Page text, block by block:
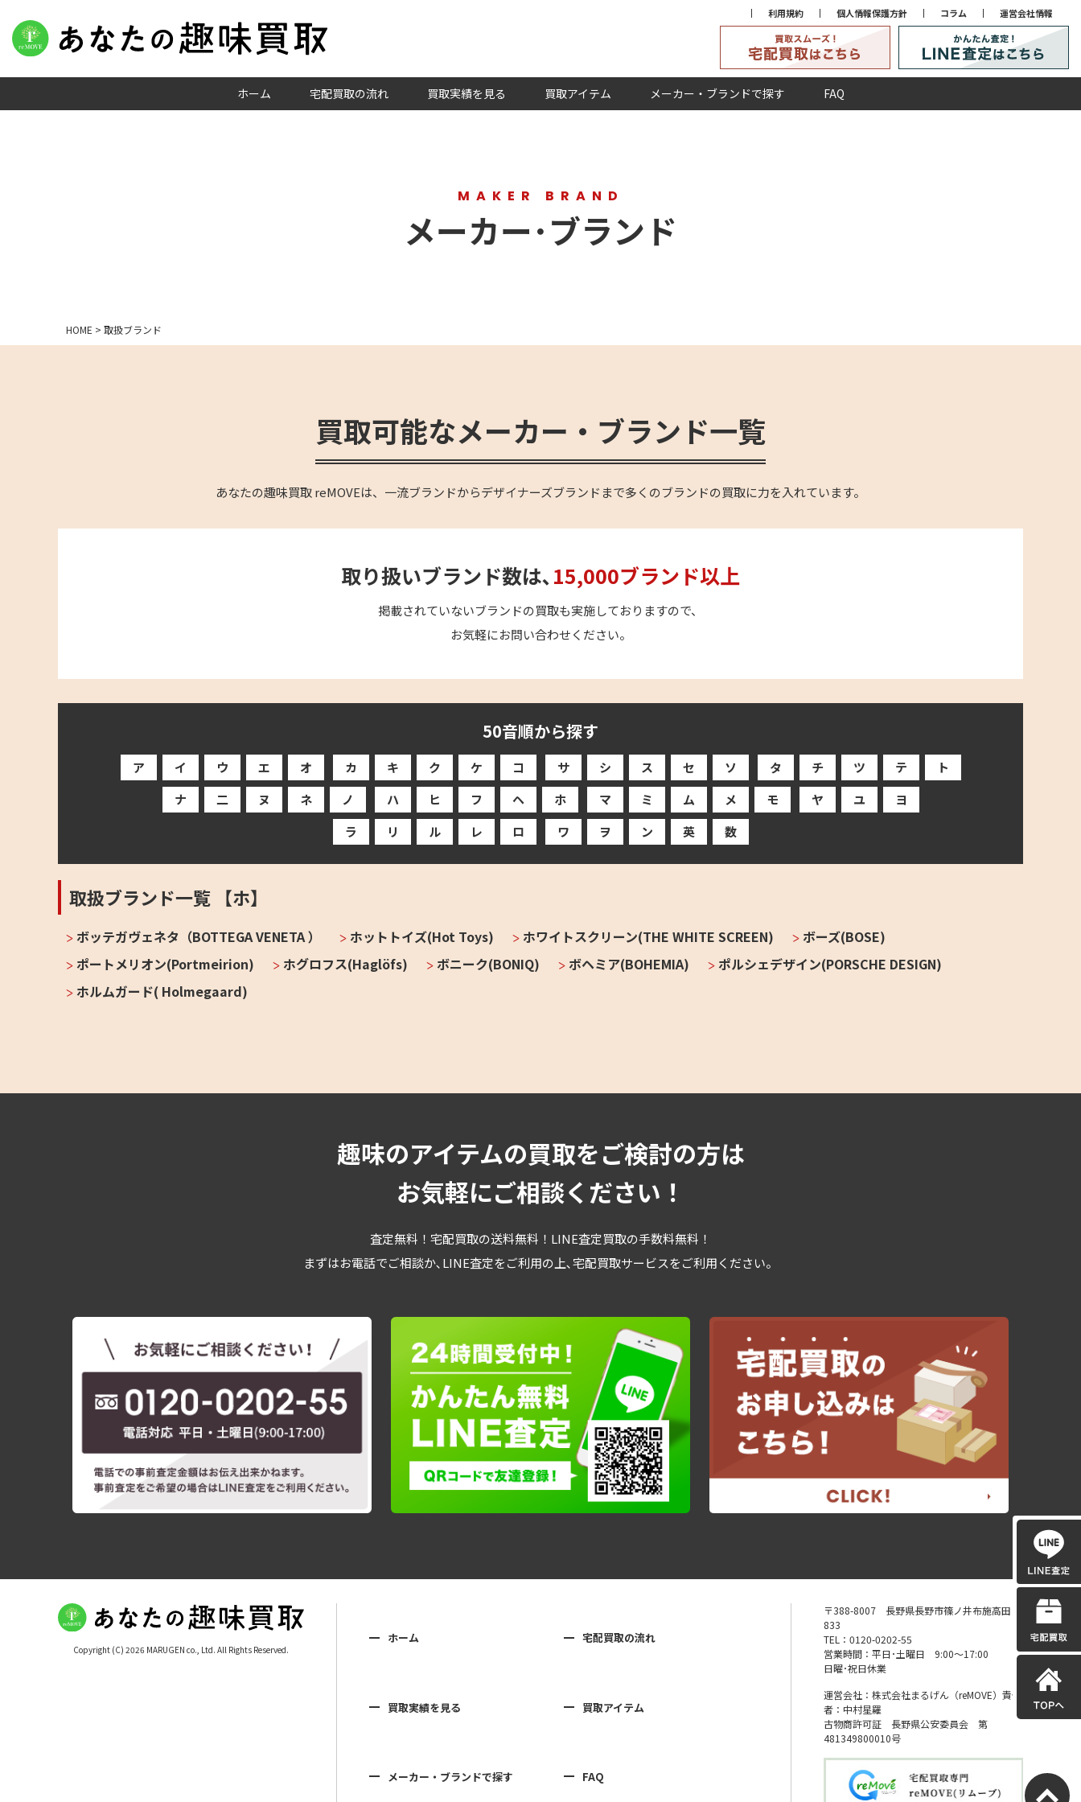
利用規約 個人情報保護方針 コラム 運営会社情報
ホーム 宅配買取の流れ 買取実績を見る 買取アイテム メーカー・ブランドで探す FAQ
MAKER BRAND
メーカー･ブランド
HOME > 取扱ブランド
買取可能なメーカー・ブランド一覧
あなたの趣味買取 reMOVEは、一流ブランドからデザイナーズブランドまで多くのブランドの買取に力を入れています。
取り扱いブランド数は､15,000ブランド以上
掲載されていないブランドの買取も実施しておりますので、
お気軽にお問い合わせください。
50音順から探す
ア イ ウ エ オ カ キ ク ケ コ サ シ ス セ ソ タ チ ツ テ
ト
ナ
二 ヌ ネ ノ ハ ヒ フ ヘ ホ マ ミ ム メ モ ヤ ユ
ヨ
ラ
リ ル レ ロ ワ ヲ ン 英 数
取扱ブランド一覧 【ホ】
ボッテガヴェネタ（BOTTEGA VENETA ） ホットトイズ(Hot Toys) ホワイトスクリーン(THE WHITE SCREEN)
ボーズ(BOSE)
ポートメリオン(Portmeirion)
ホグロフス(Haglöfs) ボニーク(BONIQ) ボヘミア(BOHEMIA)
ポルシェデザイン(PORSCHE DESIGN)
ホルムガード( Holmegaard)
趣味のアイテムの買取をご検討の方は
お気軽にご相談ください！
査定無料！宅配買取の送料無料！LINE査定買取の手数料無料！
まずはお電話でご相談か､LINE査定をご利用の上､宅配買取サービスをご利用ください。
Copyright (C) 2026 MARUGEN co., Ltd. All Rights Reserved.
ホーム 宅配買取の流れ
買取実績を見る 買取アイテム
メーカー・ブランドで探す FAQ
〒388-8007 長野県長野市篠ノ井布施高田
833
TEL：0120-0202-55
営業時間：平日･土曜日 9:00〜17:00
日曜･祝日休業
運営会社：株式会社まるげん（reMOVE）責任
者：中村星羅
古物商許可証 長野県公安委員会 第
481349800010号